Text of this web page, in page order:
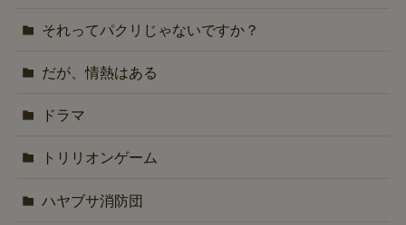
それってパクリじゃないですか？
だが、情熱はある
ドラマ
トリリオンゲーム
ハヤブサ消防団